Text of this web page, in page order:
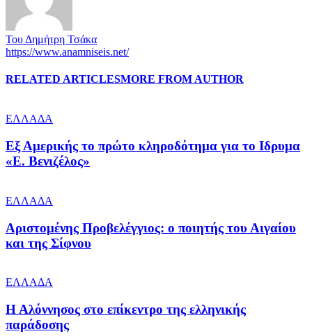
Του Δημήτρη Τσάκα
https://www.anamniseis.net/
RELATED ARTICLESMORE FROM AUTHOR
ΕΛΛΑΔΑ
Εξ Αμερικής το πρώτο κληροδότημα για το Ιδρυμα
«Ε. Βενιζέλος»
ΕΛΛΑΔΑ
Αριστομένης Προβελέγγιος: ο ποιητής του Αιγαίου
και της Σίφνου
ΕΛΛΑΔΑ
Η Αλόννησος στο επίκεντρο της ελληνικής
παράδοσης